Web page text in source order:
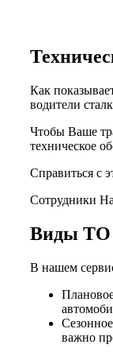
Как
водители
Чтобы Ваше
техническое
Справиться с
Сотрудники
Виды ТО
В нашем
важно